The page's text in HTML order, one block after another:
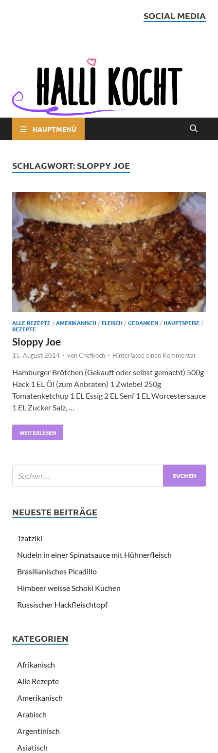
SOCIAL MEDIA
HAUPTMENÜ
SCHLAGWORT: SLOPPY JOE
ALLE REZEPTE /AMERIKANISCH /FLEISCH /GEDANKEN /HAUPTSPEISE /
REZEPTE
Sloppy Joe
15. August 2014 - vonChefkoch - Hinterlasse einen Kommentar
Hamburger Brötchen (Gekauft oder selbst gemacht) 500g
Hack 1 EL Öl (zum Anbraten) 1 Zwiebel 250g
Tomatenketchup 1 EL Essig 2 EL Senf 1 EL Worcestersauce
1 EL Zucker Salz, …
WEITERLESEN
NEUESTE BEITRÄGE
Tzatziki
Nudeln in einer Spinatsauce mit Hühnerfleisch
Brasilianisches Picadillo
Himbeer weisse Schoki Kuchen
Russischer Hackfleischtopf
KATEGORIEN
Afrikanisch
Alle Rezepte
Amerikanisch
Arabisch
Argentinisch
Asiatisch